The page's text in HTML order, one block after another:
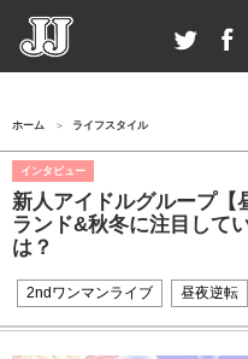
ホーム ライフスタイル
インタビュー
新人アイドルグループ【
ランド&秋冬に注目して
は？
2ndワンマンライブ 昼夜逆転